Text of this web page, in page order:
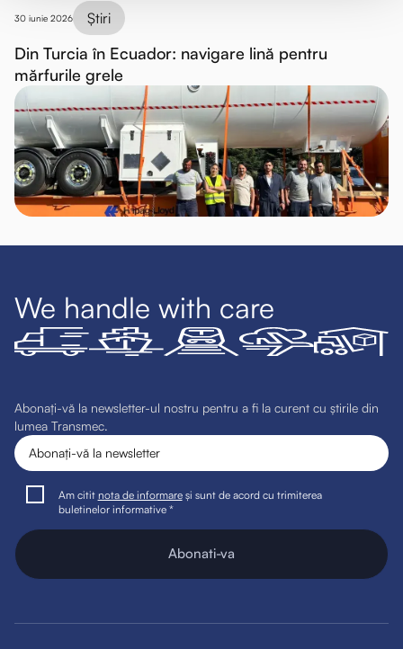
30 iunie 2026 Știri
Din Turcia în Ecuador: navigare lină pentru
mărfurile grele
We handle with care
Abonați-vă la newsletter-ul nostru pentru a fi la curent cu știrile din
lumea Transmec.
Am citit nota de informareși sunt de acord cu trimiterea
buletinelor informative *
Abonati-va